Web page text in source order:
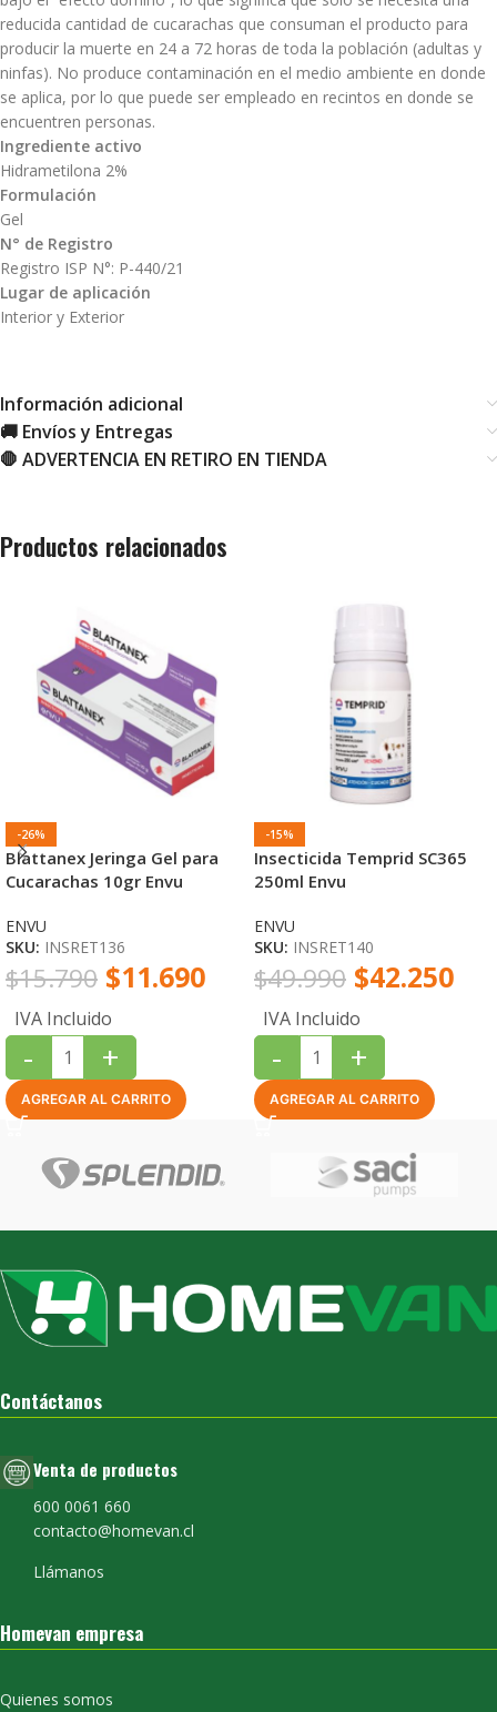
reducida cantidad de cucarachas que consuman el producto para
producir la muerte en 24 a 72 horas de toda la población (adultas y
ninfas). No produce contaminación en el medio ambiente en donde
se aplica, por lo que puede ser empleado en recintos en donde se
encuentren personas.
Ingrediente activo
Hidrametilona 2%
Formulación
Gel
N° de Registro
Registro ISP N°: P-440/21
Lugar de aplicación
Interior y Exterior
Información adicional
🚚 Envíos y Entregas
🛑 ADVERTENCIA EN RETIRO EN TIENDA
Productos relacionados
-26%
Blattanex Jeringa Gel para
Cucarachas 10gr Envu
ENVU
SKU: INSRET136
$15.790 $11.690
IVA Incluido
- +
AGREGAR AL CARRITO
-15%
Insecticida Temprid SC365
250ml Envu
ENVU
SKU: INSRET140
$49.990 $42.250
IVA Incluido
- +
AGREGAR AL CARRITO
Contáctanos
Venta de productos
600 0061 660
contacto@homevan.cl
Llámanos
Homevan empresa
Quienes somos